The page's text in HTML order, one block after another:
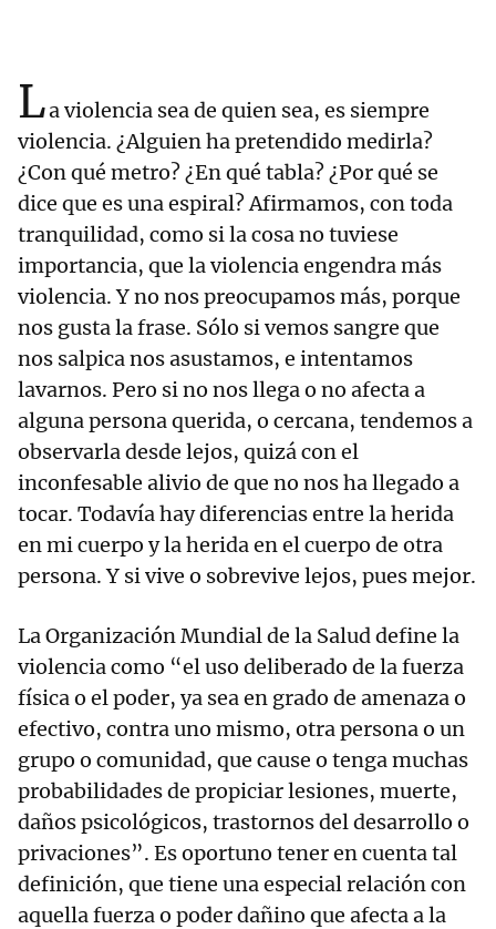
La violencia sea de quien sea, es siempre
violencia. ¿Alguien ha pretendido medirla?
¿Con qué metro? ¿En qué tabla? ¿Por qué se
dice que es una espiral? Afirmamos, con toda
tranquilidad, como si la cosa no tuviese
importancia, que la violencia engendra más
violencia. Y no nos preocupamos más, porque
nos gusta la frase. Sólo si vemos sangre que
nos salpica nos asustamos, e intentamos
lavarnos. Pero si no nos llega o no afecta a
alguna persona querida, o cercana, tendemos a
observarla desde lejos, quizá con el
inconfesable alivio de que no nos ha llegado a
tocar. Todavía hay diferencias entre la herida
en mi cuerpo y la herida en el cuerpo de otra
persona. Y si vive o sobrevive lejos, pues mejor.
La Organización Mundial de la Salud define la
violencia como “el uso deliberado de la fuerza
física o el poder, ya sea en grado de amenaza o
efectivo, contra uno mismo, otra persona o un
grupo o comunidad, que cause o tenga muchas
probabilidades de propiciar lesiones, muerte,
daños psicológicos, trastornos del desarrollo o
privaciones”. Es oportuno tener en cuenta tal
definición, que tiene una especial relación con
aquella fuerza o poder dañino que afecta a la